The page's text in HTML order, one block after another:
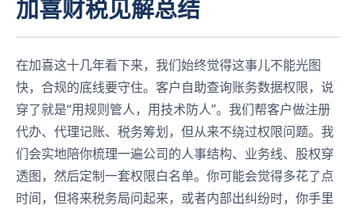
加喜财税见解总结
在加喜这十几年看下来，我们始终觉得这事儿不能光图
快，合规的底线要守住。客户自助查询账务数据权限，说
穿了就是“用规则管人，用技术防人”。我们帮客户做注册
代办、代理记账、税务筹划，但从来不绕过权限问题。我
们会实地陪你梳理一遍公司的人事结构、业务线、股权穿
透图，然后定制一套权限白名单。你可能会觉得多花了点
时间，但将来税务局问起来，或者内部出纠纷时，你手里